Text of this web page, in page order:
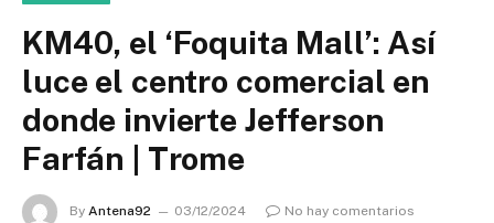
KM40, el ‘Foquita Mall’: Así
luce el centro comercial en
donde invierte Jefferson
Farfán | Trome
By Antena92 03/12/2024
No hay comentarios